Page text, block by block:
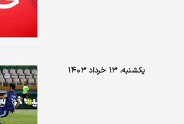
یکشنبه، ۱۳ خرداد ۱۴۰۳